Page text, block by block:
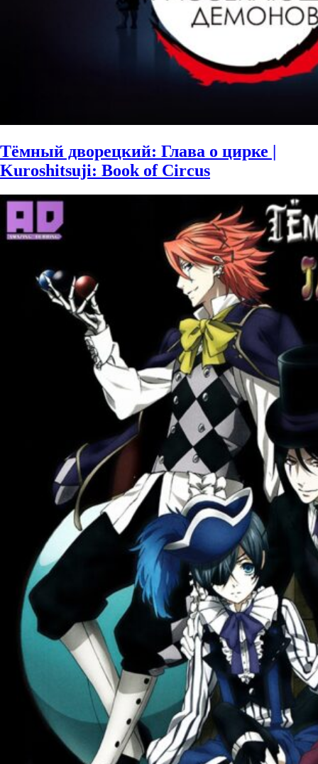
Тёмный дворецкий: Глава о цирке |
Kuroshitsuji: Book of Circus